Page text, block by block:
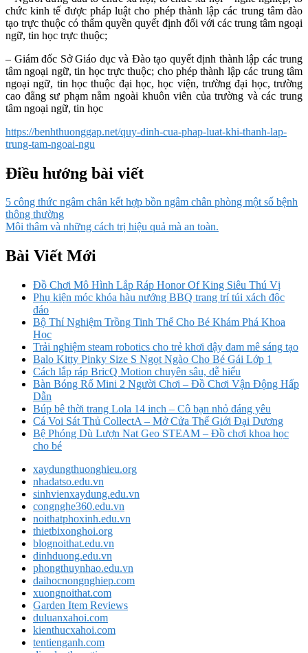
chức kinh tế được pháp luật cho phép thành lập các trung tâm đào
tạo trực thuộc có thẩm quyền quyết định đối với các trung tâm ngoại
ngữ, tin học trực thuộc;
– Giám đốc Sở Giáo dục và Đào tạo quyết định thành lập các trung
tâm ngoại ngữ, tin học trực thuộc; cho phép thành lập các trung tâm
ngoại ngữ, tin học thuộc đại học, học viện, trường đại học, trường
cao đẳng sư phạm nằm ngoài khuôn viên của trường và các trung
tâm ngoại ngữ, tin học
https://benhthuonggap.net/quy-dinh-cua-phap-luat-khi-thanh-lap-
trung-tam-ngoai-ngu
Điều hướng bài viết
5 công thức ngâm chân kết hợp bồn ngâm chân phòng một số bệnh
thông thường
Môi thâm và những cách trị hiệu quả mà an toàn.
Bài Viết Mới
Đồ Chơi Mô Hình Lắp Ráp Honor Of King Siêu Thú Vị
Phụ kiện móc khóa hàu nướng BBQ trang trí túi xách độc
đáo
Bộ Thí Nghiệm Trồng Tinh Thể Cho Bé Khám Phá Khoa
Học
Trải nghiệm steam robotics cho trẻ khơi dậy đam mê sáng tạo
Balo Kitty Pinky Size S Ngọt Ngào Cho Bé Gái Lớp 1
Cách lắp ráp BricQ Motion chuyên sâu, dễ hiểu
Bàn Bóng Rổ Mini 2 Người Chơi – Đồ Chơi Vận Động Hấp
Dẫn
Búp bê thời trang Lola 14 inch – Cô bạn nhỏ đáng yêu
Cá Voi Sát Thủ CollectA – Mở Cửa Thế Giới Đại Dương
Bệ Phóng Dù Lượn Nat Geo STEAM – Đồ chơi khoa học
cho bé
xaydungthuonghieu.org
nhadatso.edu.vn
sinhvienxaydung.edu.vn
congnghe360.edu.vn
noithatphoxinh.edu.vn
thietbixonghoi.org
blognoithat.edu.vn
dinhduong.edu.vn
phongthuynhao.edu.vn
daihocnongnghiep.com
xuongnoithat.com
Garden Item Reviews
duluanxahoi.com
kienthucxahoi.com
tentienganh.com